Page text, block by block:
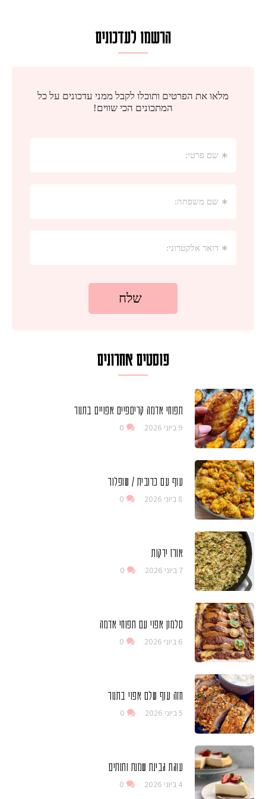
הרשמו לעדכונים
פוסטים אחרונים
תפוחי אדמה קריספיים אפויים בתנור
9 ביוני 2026 0
עוף עם כרובית / שופלור
8 ביוני 2026 0
אורז ירקות
7 ביוני 2026 0
סלמון אפוי עם תפוחי אדמה
6 ביוני 2026 0
חזה עוף שלם אפוי בתנור
5 ביוני 2026 0
עוגת גבינת שמנת ותותים
4 ביוני 2026 0